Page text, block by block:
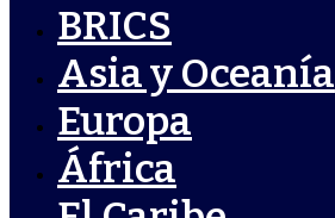
BRICS
Asia y Oceanía
Europa
África